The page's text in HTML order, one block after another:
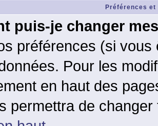
Préférences
puis-je changer
préférences (si
Pour les
en haut des
permettra de